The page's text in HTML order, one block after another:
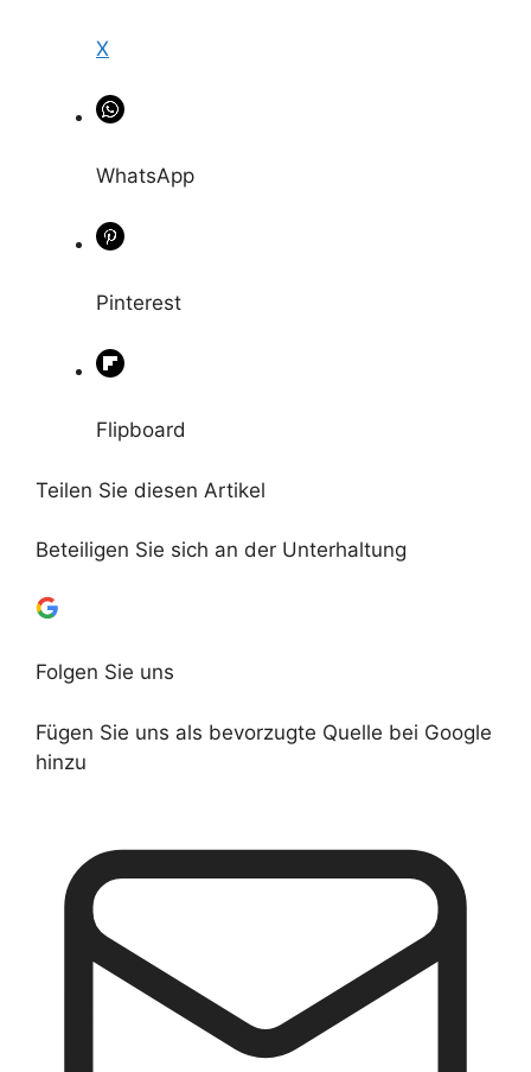
X
WhatsApp
Pinterest
Flipboard
Teilen Sie diesen Artikel
Beteiligen Sie sich an der Unterhaltung
Folgen Sie uns
Fügen Sie uns als bevorzugte Quelle bei Google
hinzu